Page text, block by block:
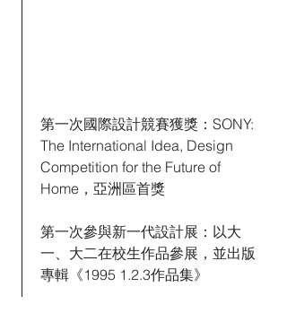
第一次國際設計競賽獲獎：SONY:
The International Idea, Design
Competition for the Future of
Home，亞洲區首獎
第一次參與新一代設計展：以大
一、大二在校生作品參展，並出版
專輯《1995 1.2.3作品集》